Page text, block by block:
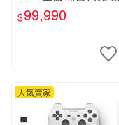
B傳輸線 PS VITA PSV
裝
$99,990
人氣賣家